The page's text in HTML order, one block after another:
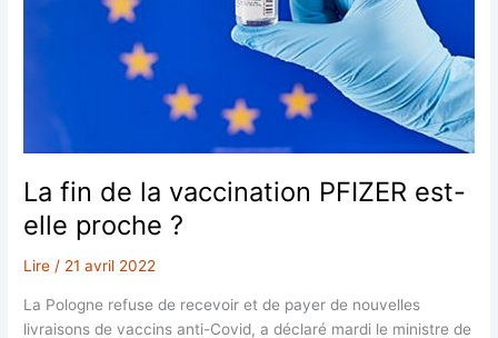
La fin de la vaccination PFIZER est-
elle proche ?
Lire / 21 avril 2022
La Pologne refuse de recevoir et de payer de nouvelles
livraisons de vaccins anti-Covid, a déclaré mardi le ministre de